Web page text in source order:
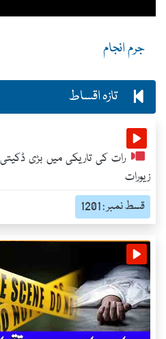
جرم انجام
تازہ اقساط
رات کی تاریکی میں بڑی
زیورات
قسط نمبر : 1201